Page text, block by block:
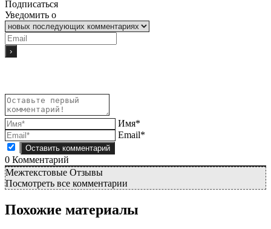
Подписаться
Уведомить о
Имя*
Email*
0 Комментарий
Межтекстовые Отзывы
Посмотреть все комментарии
Похожие материалы